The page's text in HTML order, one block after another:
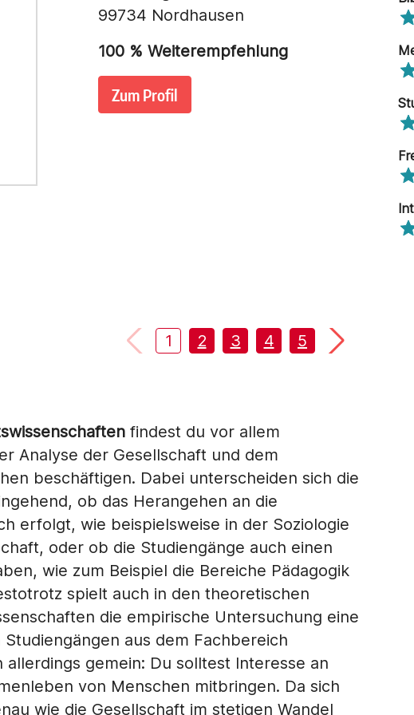
99734 Nordhausen
100 % Weiterempfehlung
Zum Profil
1 2 3 4 5 6
findest du vor allem
Analyse der Gesellschaft und dem
beschäftigen. Dabei unterscheiden sich die
ob das Herangehen an die
erfolgt, wie beispielsweise in der Soziologie
oder ob die Studiengänge auch einen
wie zum Beispiel die Bereiche Pädagogik
spielt auch in den theoretischen
die empirische Untersuchung eine
aus dem Fachbereich
gemein: Du solltest Interesse an
von Menschen mitbringen. Da sich
wie die Gesellschaft im stetigen Wandel